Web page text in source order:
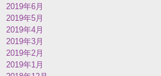
2019年6月
2019年5月
2019年4月
2019年3月
2019年2月
2019年1月